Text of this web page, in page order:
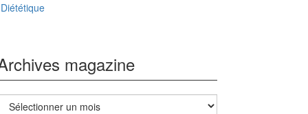
Diététique
magazine